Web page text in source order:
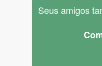
Seus amigos